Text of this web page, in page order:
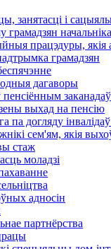
занятасці і
грамадзян
працэдуры,
грамадзян
дагаворы
выхад на пенсію
па догляду
сем'ям, якія
стаж
моладзі
адносін
партнёрства